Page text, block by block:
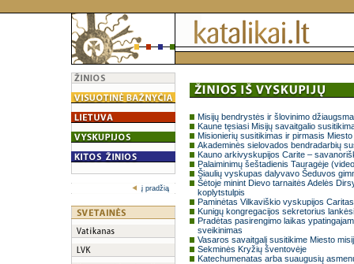
į pradžią
Misijų bendrystės ir šlovinimo
Kaune tęsiasi Misijų savaitgalio
Misionierių susitikimas ir pirmasis
Akademinės sielovados bendradarbių
Kauno arkivyskupijos Carite –
Palaiminimų šeštadienis Tauragėje
Šiaulių vyskupas dalyvavo Šeduvos
Šėtoje minint Dievo tarnaitės Adelės
koplytstulpis
Paminėtas Vilkaviškio vyskupijos
Kunigų kongregacijos sekretorius
Pradėtas pasirengimo laikas
sveikinimas
Vasaros savaitgalį susitikime Miesto
Sekminės Kryžių šventovėje
Katechumenatas arba suaugusių